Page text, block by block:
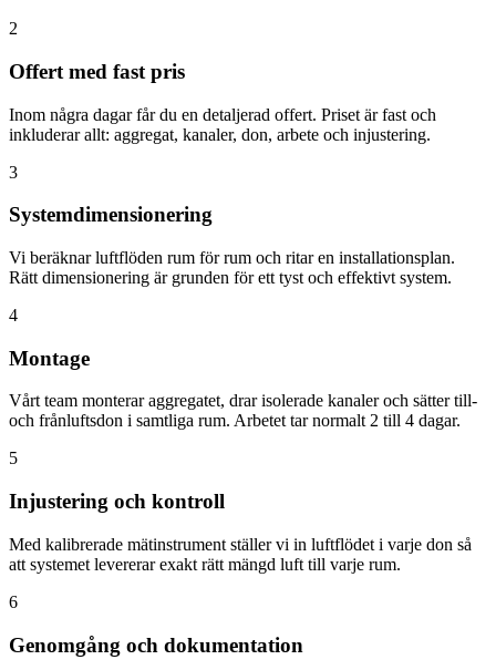
2
Offert med fast pris
Inom några dagar får du en detaljerad offert. Priset är fast och
inkluderar allt: aggregat, kanaler, don, arbete och injustering.
3
Systemdimensionering
Vi beräknar luftflöden rum för rum och ritar en installationsplan.
Rätt dimensionering är grunden för ett tyst och effektivt system.
4
Montage
Vårt team monterar aggregatet, drar isolerade kanaler och sätter till-
och frånluftsdon i samtliga rum. Arbetet tar normalt 2 till 4 dagar.
5
Injustering och kontroll
Med kalibrerade mätinstrument ställer vi in luftflödet i varje don så
att systemet levererar exakt rätt mängd luft till varje rum.
6
Genomgång och dokumentation